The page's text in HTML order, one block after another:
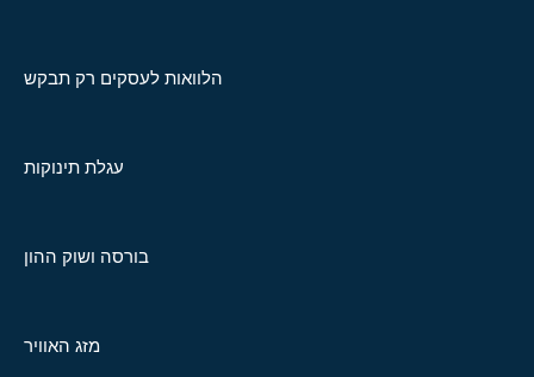
הלוואות לעסקים רק תבקש
עגלת תינוקות
בורסה ושוק ההון
מזג האוויר